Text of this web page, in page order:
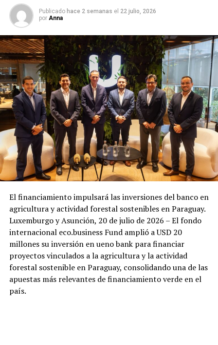
Publicado hace 2 semanas el 22 julio, 2026
por Anna
El financiamiento impulsará las inversiones del banco en
agricultura y actividad forestal sostenibles en Paraguay.
Luxemburgo y Asunción, 20 de julio de 2026 – El fondo
internacional eco.business Fund amplió a USD 20
millones su inversión en ueno bank para financiar
proyectos vinculados a la agricultura y la actividad
forestal sostenible en Paraguay, consolidando una de las
apuestas más relevantes de financiamiento verde en el
país.